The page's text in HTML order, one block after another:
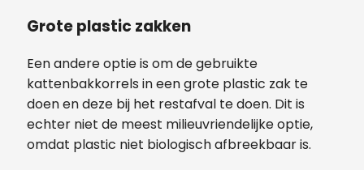
Grote plastic zakken
Een andere optie is om de gebruikte
kattenbakkorrels in een grote plastic zak te
doen en deze bij het restafval te doen. Dit is
echter niet de meest milieuvriendelijke optie,
omdat plastic niet biologisch afbreekbaar is.